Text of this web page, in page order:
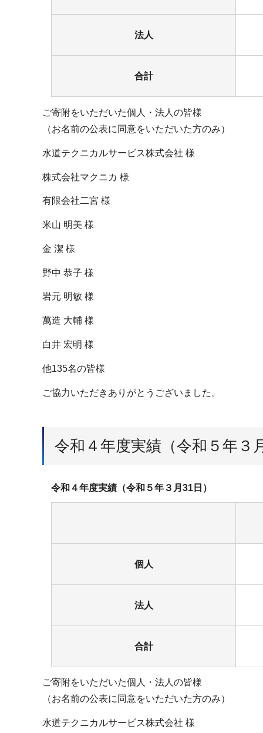
法人
合計
ご寄附をいただいた個人・法人の皆様
（お名前の公表に同意をいただいた方のみ）
水道テクニカルサービス株式会社 様
株式会社マクニカ 様
有限会社二宮 様
米山 明美 様
金 潔 様
野中 恭子 様
岩元 明敏 様
萬造 大輔 様
白井 宏明 様
他135名の皆様
ご協力いただきありがとうございました。
令和４年度実績（令和５年３
令和４年度実績（令和５年３月31日）
個人
法人
合計
ご寄附をいただいた個人・法人の皆様
（お名前の公表に同意をいただいた方のみ）
水道テクニカルサービス株式会社 様